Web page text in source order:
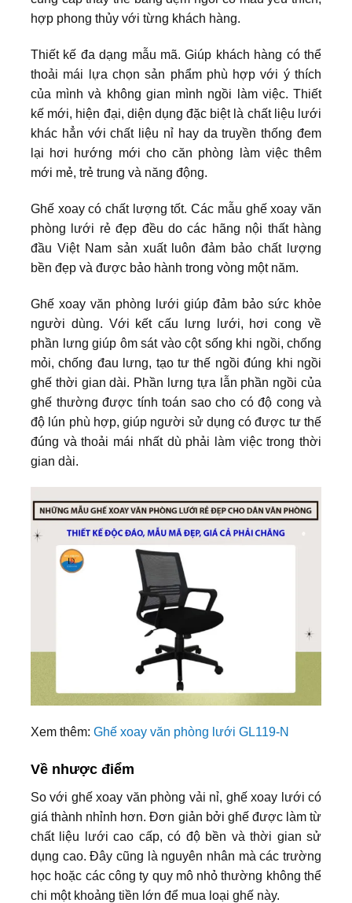
hợp phong thủy với từng khách hàng.
Thiết kế đa dạng mẫu mã. Giúp khách hàng có thể
thoải mái lựa chọn sản phẩm phù hợp với ý thích
của mình và không gian mình ngồi làm việc. Thiết
kế mới, hiện đại, diện dụng đặc biệt là chất liệu lưới
khác hẳn với chất liệu nỉ hay da truyền thống đem
lại hơi hướng mới cho căn phòng làm việc thêm
mới mẻ, trẻ trung và năng động.
Ghế xoay có chất lượng tốt. Các mẫu ghế xoay văn
phòng lưới rẻ đẹp đều do các hãng nội thất hàng
đầu Việt Nam sản xuất luôn đảm bảo chất lượng
bền đẹp và được bảo hành trong vòng một năm.
Ghế xoay văn phòng lưới giúp đảm bảo sức khỏe
người dùng. Với kết cấu lưng lưới, hơi cong về
phần lưng giúp ôm sát vào cột sống khi ngồi, chống
mỏi, chống đau lưng, tạo tư thế ngồi đúng khi ngồi
ghế thời gian dài. Phần lưng tựa lẫn phần ngồi của
ghế thường được tính toán sao cho có độ cong và
độ lún phù hợp, giúp người sử dụng có được tư thế
đúng và thoải mái nhất dù phải làm việc trong thời
gian dài.
Xem thêm: Ghế xoay văn phòng lưới GL119-N
Về nhược điểm
So với ghế xoay văn phòng vải nỉ, ghế xoay lưới có
giá thành nhỉnh hơn. Đơn giản bởi ghế được làm từ
chất liệu lưới cao cấp, có độ bền và thời gian sử
dụng cao. Đây cũng là nguyên nhân mà các trường
học hoặc các công ty quy mô nhỏ thường không thể
chi một khoảng tiền lớn để mua loại ghế này.